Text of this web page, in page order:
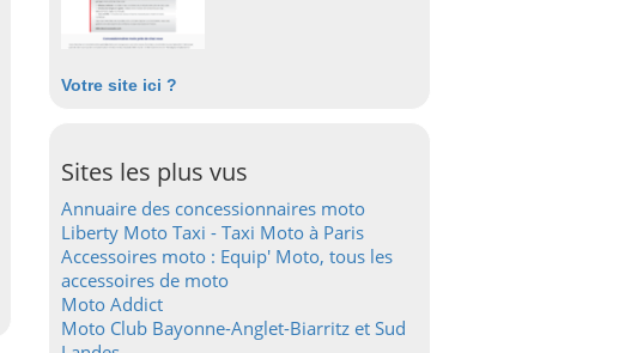
Votre site ici ?
Sites les plus vus
Annuaire des concessionnaires moto
Liberty Moto Taxi - Taxi Moto à Paris
Accessoires moto : Equip' Moto, tous les
accessoires de moto
Moto Addict
Moto Club Bayonne-Anglet-Biarritz et Sud